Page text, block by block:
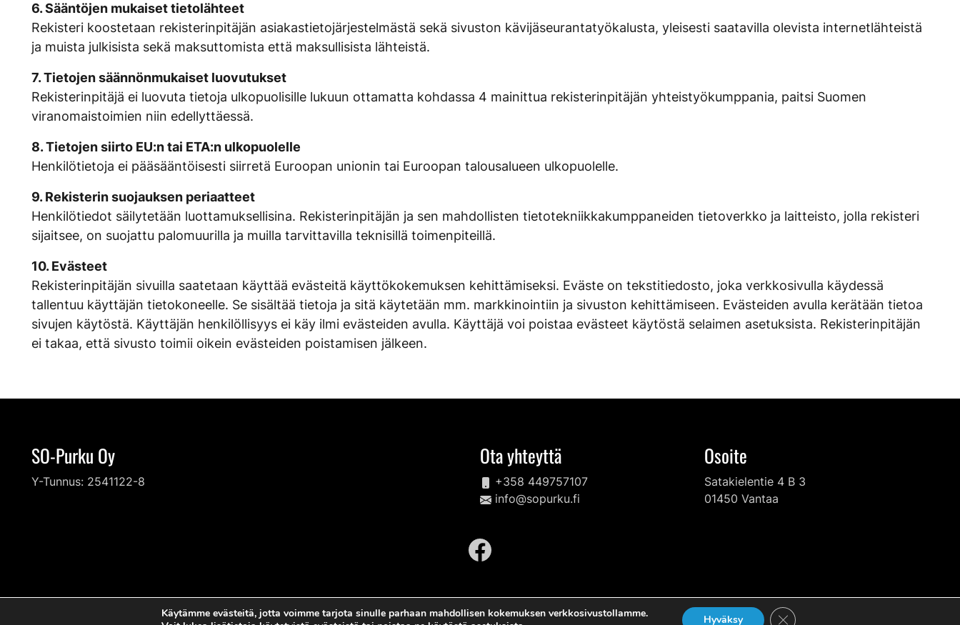
6. Sääntöjen mukaiset tietolähteet
Rekisteri koostetaan rekisterinpitäjän asiakastietojärjestelmästä sekä sivuston kävijäseurantatyökalusta, yleisesti saatavilla olevista internetlähteistä
ja muista julkisista sekä maksuttomista että maksullisista lähteistä.
7. Tietojen säännönmukaiset luovutukset
Rekisterinpitäjä ei luovuta tietoja ulkopuolisille lukuun ottamatta kohdassa 4 mainittua rekisterinpitäjän yhteistyökumppania, paitsi Suomen
viranomaistoimien niin edellyttäessä.
8. Tietojen siirto EU:n tai ETA:n ulkopuolelle
Henkilötietoja ei pääsääntöisesti siirretä Euroopan unionin tai Euroopan talousalueen ulkopuolelle.
9. Rekisterin suojauksen periaatteet
Henkilötiedot säilytetään luottamuksellisina. Rekisterinpitäjän ja sen mahdollisten tietotekniikkakumppaneiden tietoverkko ja laitteisto, jolla rekisteri
sijaitsee, on suojattu palomuurilla ja muilla tarvittavilla teknisillä toimenpiteillä.
10. Evästeet
Rekisterinpitäjän sivuilla saatetaan käyttää evästeitä käyttökokemuksen kehittämiseksi. Eväste on tekstitiedosto, joka verkkosivulla käydessä
tallentuu käyttäjän tietokoneelle. Se sisältää tietoja ja sitä käytetään mm. markkinointiin ja sivuston kehittämiseen. Evästeiden avulla kerätään tietoa
sivujen käytöstä. Käyttäjän henkilöllisyys ei käy ilmi evästeiden avulla. Käyttäjä voi poistaa evästeet käytöstä selaimen asetuksista. Rekisterinpitäjän
ei takaa, että sivusto toimii oikein evästeiden poistamisen jälkeen.
SO-Purku Oy
Y-Tunnus: 2541122-8
Ota yhteyttä
+358 449757107
info@sopurku.fi
Osoite
Satakielentie 4 B 3
01450 Vantaa
Tietosuojaseloste
Käytämme evästeitä, jotta voimme tarjota sinulle parhaan mahdollisen kokemuksen verkkosivustollamme.
Hyväksy Sulje evästebanneri